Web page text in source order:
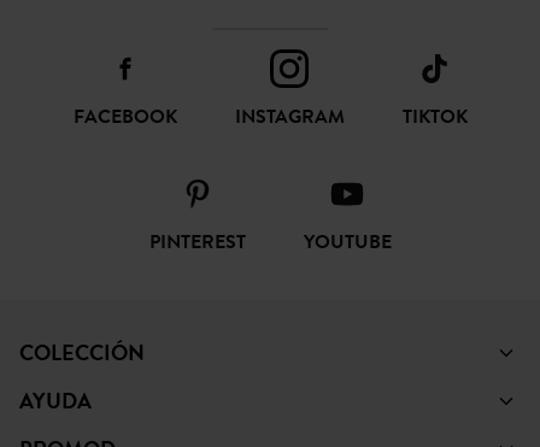
FACEBOOK INSTAGRAM TIKTOK
PINTEREST YOUTUBE
COLECCIÓN
AYUDA